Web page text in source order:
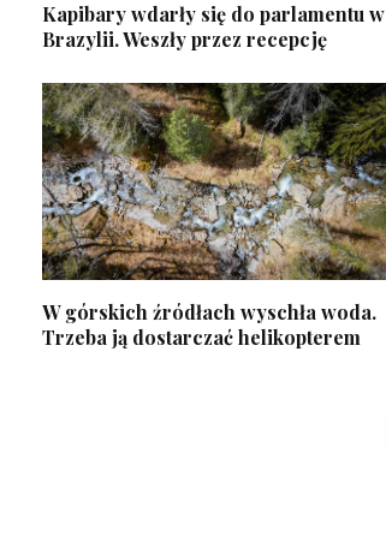
Kapibary wdarły się do parlamentu w
Brazylii. Weszły przez recepcję
W górskich źródłach wyschła woda.
Trzeba ją dostarczać helikopterem